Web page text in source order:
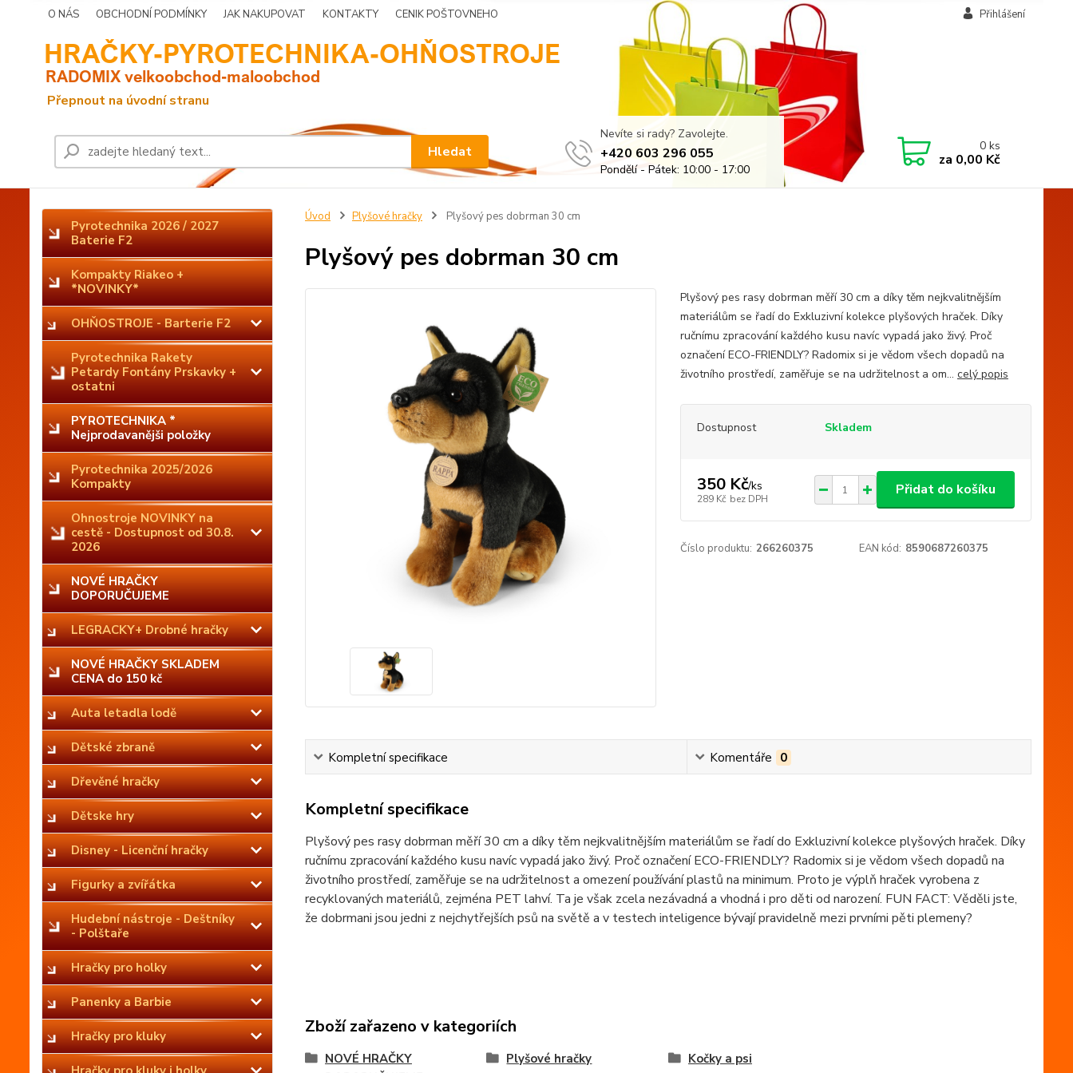
O NÁS OBCHODNÍ PODMÍNKY JAK NAKUPOVAT KONTAKTY CENIK POŠTOVNEHO Přihlášení
Hledat
Nevíte si rady? Zavolejte.
+420 603 296 055
Pondělí - Pátek: 10:00 - 17:00
0ks
za 0,00 Kč
Pyrotechnika 2026 / 2027
Baterie F2
Kompakty Riakeo +
*NOVINKY*
OHŇOSTROJE - Barterie F2
Pyrotechnika Rakety
Petardy Fontány Prskavky +
ostatni
PYROTECHNIKA *
Nejprodavanějši položky
Pyrotechnika 2025/2026
Kompakty
Ohnostroje NOVINKY na
cestě - Dostupnost od 30.8.
2026
NOVÉ HRAČKY
DOPORUČUJEME
LEGRACKY+ Drobné hračky
NOVÉ HRAČKY SKLADEM
CENA do 150 kč
Auta letadla lodě
Dětské zbraně
Dřevěné hračky
Dětske hry
Disney - Licenční hračky
Figurky a zvířátka
Hudební nástroje - Deštníky
- Polštaře
Hračky pro holky
Panenky a Barbie
Hračky pro kluky
Úvod Plyšové hračky Plyšový pes dobrman 30 cm
Plyšový pes dobrman 30 cm
Plyšový pes rasy dobrman měří 30 cm a díky těm nejkvalitnějším
materiálům se řadí do Exkluzivní kolekce plyšových hraček. Díky
ručnímu zpracování každého kusu navíc vypadá jako živý. Proč
označení ECO-FRIENDLY? Radomix si je vědom všech dopadů na
životního prostředí, zaměřuje se na udržitelnost a om... celý popis
Dostupnost Skladem
350 Kč/ks
289 Kč bez DPH
Přidat do košíku
Číslo produktu: 266260375 EAN kód: 8590687260375
Kompletní specifikace Komentáře 0
Kompletní specifikace
Plyšový pes rasy dobrman měří 30 cm a díky těm nejkvalitnějším materiálům se řadí do Exkluzivní kolekce plyšových hraček. Díky
ručnímu zpracování každého kusu navíc vypadá jako živý. Proč označení ECO-FRIENDLY? Radomix si je vědom všech dopadů na
životního prostředí, zaměřuje se na udržitelnost a omezení používání plastů na minimum. Proto je výplň hraček vyrobena z
recyklovaných materiálů, zejména PET lahví. Ta je však zcela nezávadná a vhodná i pro děti od narození. FUN FACT: Věděli jste,
že dobrmani jsou jedni z nejchytřejších psů na světě a v testech inteligence bývají pravidelně mezi prvními pěti plemeny?
Zboží zařazeno v kategoriích
NOVÉ HRAČKY
Plyšové hračky Kočky a psi